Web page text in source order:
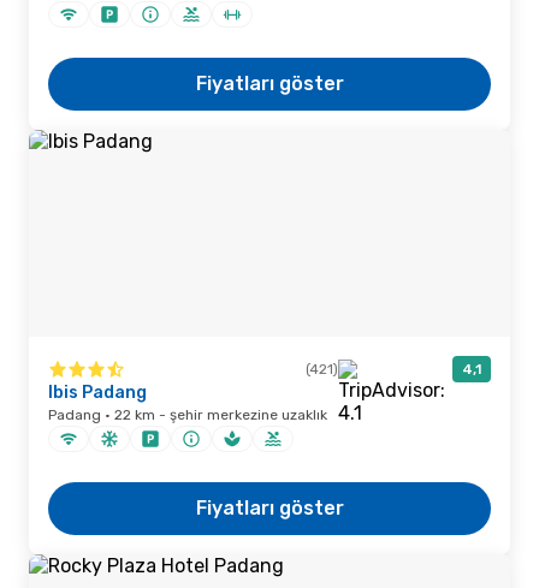
Fiyatları göster
(421) 4,1
Ibis Padang
Padang · 22 km - şehir merkezine uzaklık
Fiyatları göster